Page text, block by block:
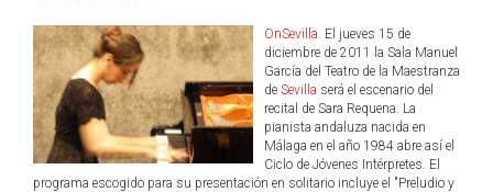
OnSevilla. El jueves 15 de
diciembre de 2011 la Sala Manuel
García del Teatro de la Maestranza
de Sevilla será el escenario del
recital de Sara Requena. La
pianista andaluza nacida en
Málaga en el año 1984 abre así el
Ciclo de Jóvenes Intérpretes. El
programa escogido para su presentación en solitario incluye el "Preludio y